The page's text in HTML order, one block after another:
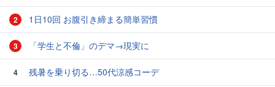
2 1日10回 お腹引き締まる簡単習慣
3 「学生と不倫」のデマ→現実に
4 残暑を乗り切る…50代涼感コーデ